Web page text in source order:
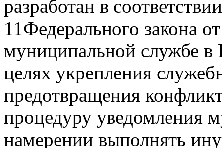
разработан в
11Федерального закона
муниципальной службе в
целях укрепления
предотвращения
процедуру уведомления
намерении выполнять